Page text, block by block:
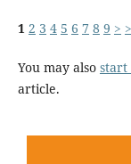
1 2 3 4 5 6 7 8 9 >
You may also start
article.